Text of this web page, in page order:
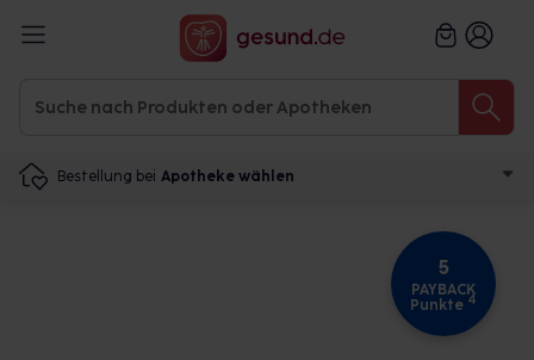
Bestellung bei Apotheke wählen
5
PAYBACK
Punkte 4